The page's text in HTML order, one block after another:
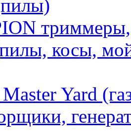
косы,
Yard